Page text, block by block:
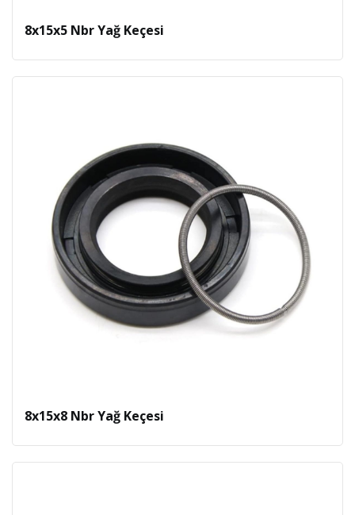
8x15x5 Nbr Yağ Keçesi
8x15x8 Nbr Yağ Keçesi